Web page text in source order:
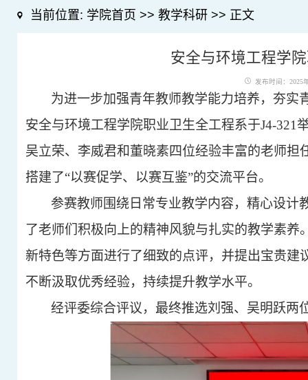
当前位置: 学院首页 >> 教学科研>> 正文
安全与环境工程学
发布时间：2025
为进一步加强青年教师教学能力培养，夯实
安全与环境工程学院职业卫生全工程系于J4-321
吴立荣、李威君和董晓素四位经验丰富的老师
搭建了“以赛促学、以赛互鉴”的交流平台。
参赛教师围绕日常专业教学内容，精心设计
了老师们积极向上的精神风貌与扎实的教学素养
新特色等方面进行了细致的点评，并提出宝贵建
不断汲取优秀经验，持续提升教学水平。
经评委综合评议，最终推选刘强、吴明跃两